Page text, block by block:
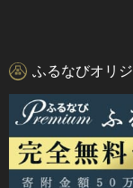
ふるなびオリ